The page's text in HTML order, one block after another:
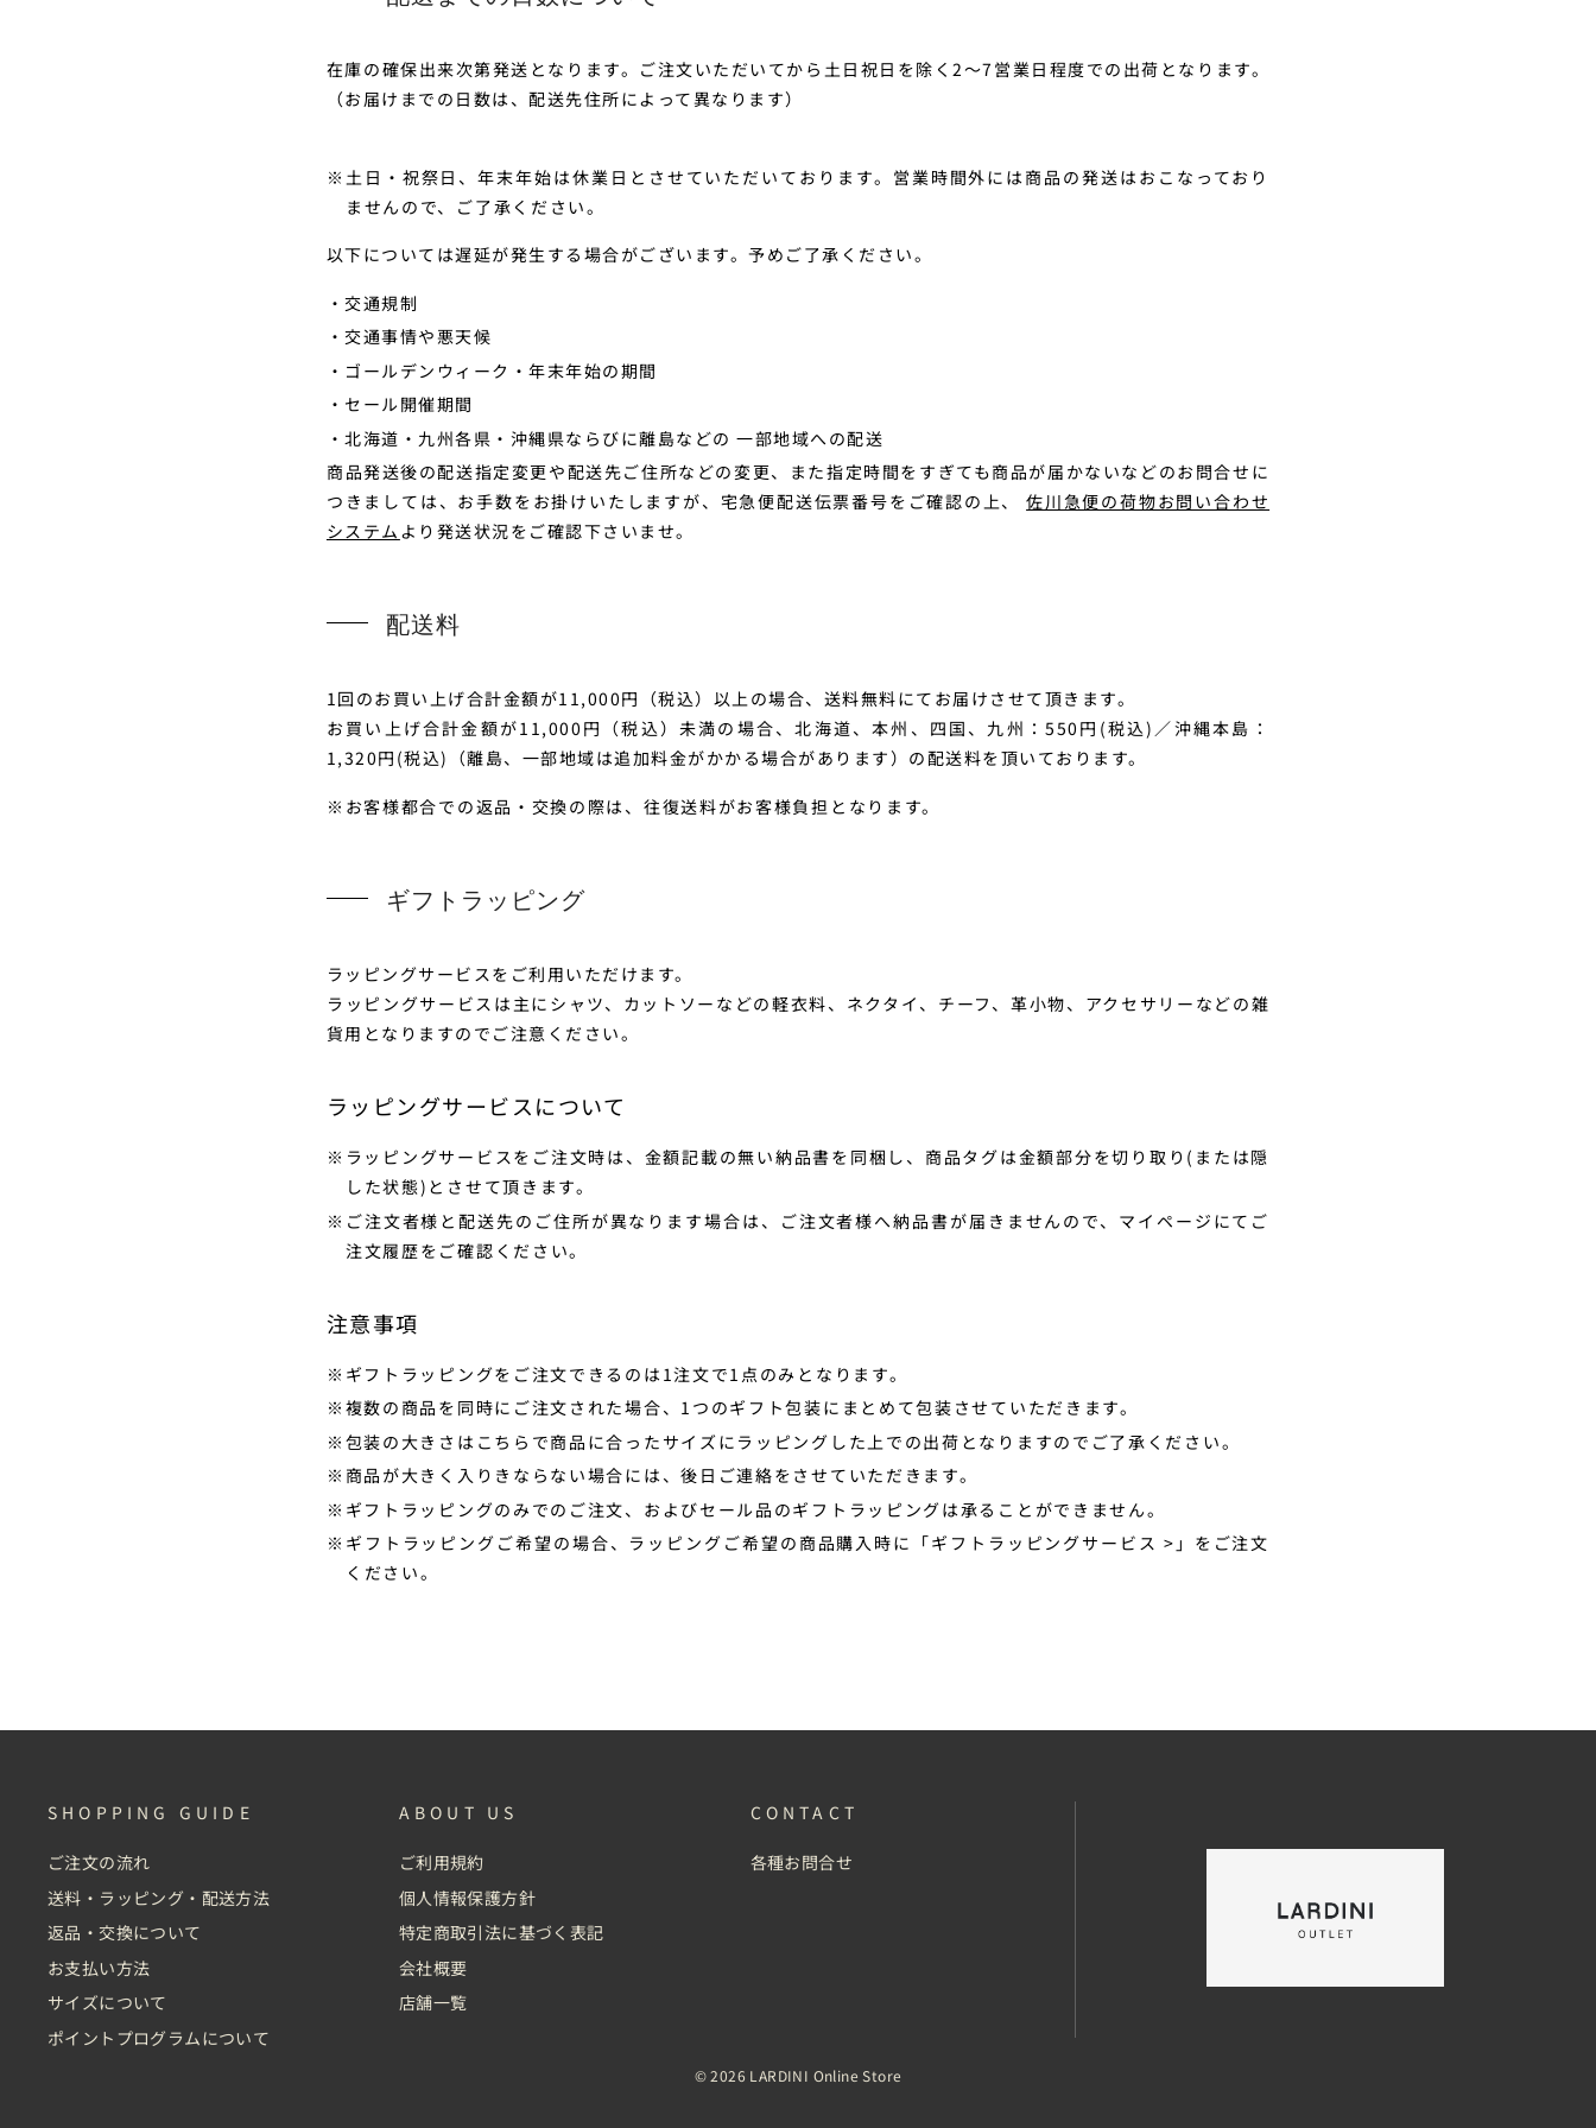
在庫の確保出来次第発送となります。ご注文いただいてから土日祝日を除く2～7営業日程度での出荷となります。
（お届けまでの日数は、配送先住所によって異なります）
土日・祝祭日、年末年始は休業日とさせていただいております。営業時間外には商品の発送はおこなっており
ませんので、ご了承ください。
以下については遅延が発生する場合がございます。予めご了承ください。
・交通規制
・交通事情や悪天候
・ゴールデンウィーク・年末年始の期間
・セール開催期間
・北海道・九州各県・沖縄県ならびに離島などの 一部地域への配送
商品発送後の配送指定変更や配送先ご住所などの変更、また指定時間をすぎても商品が届かないなどのお問合せに
つきましては、お手数をお掛けいたしますが、宅急便配送伝票番号をご確認の上、佐川急便の荷物お問い合わせ
システム より発送状況をご確認下さいませ。
配送料
1回のお買い上げ合計金額が11,000円（税込）以上の場合、送料無料にてお届けさせて頂きます。
お買い上げ合計金額が11,000円（税込）未満の場合、北海道、本州、四国、九州：550円(税込)／沖縄本島：
1,320円(税込)（離島、一部地域は追加料金がかかる場合があります）の配送料を頂いております。
お客様都合での返品・交換の際は、往復送料がお客様負担となります。
ギフトラッピング
ラッピングサービスをご利用いただけます。
ラッピングサービスは主にシャツ、カットソーなどの軽衣料、ネクタイ、チーフ、革小物、アクセサリーなどの雑
貨用となりますのでご注意ください。
ラッピングサービスについて
ラッピングサービスをご注文時は、金額記載の無い納品書を同梱し、商品タグは金額部分を切り取り(または隠
した状態)とさせて頂きます。
ご注文者様と配送先のご住所が異なります場合は、ご注文者様へ納品書が届きませんので、マイページにてご
注文履歴をご確認ください。
注意事項
ギフトラッピングをご注文できるのは1注文で1点のみとなります。
複数の商品を同時にご注文された場合、1つのギフト包装にまとめて包装させていただきます。
包装の大きさはこちらで商品に合ったサイズにラッピングした上での出荷となりますのでご了承ください。
商品が大きく入りきならない場合には、後日ご連絡をさせていただきます。
ギフトラッピングのみでのご注文、およびセール品のギフトラッピングは承ることができません。
ギフトラッピングご希望の場合、ラッピングご希望の商品購入時に「ギフトラッピングサービス >」をご注文
ください。
SHOPPING GUIDE
ご注文の流れ
送料・ラッピング・配送方法
返品・交換について
お支払い方法
サイズについて
ポイントプログラムについて
ABOUT US
ご利用規約
個人情報保護方針
特定商取引法に基づく表記
会社概要
店舗一覧
CONTACT
各種お問合せ
© 2026 LARDINI Online Store